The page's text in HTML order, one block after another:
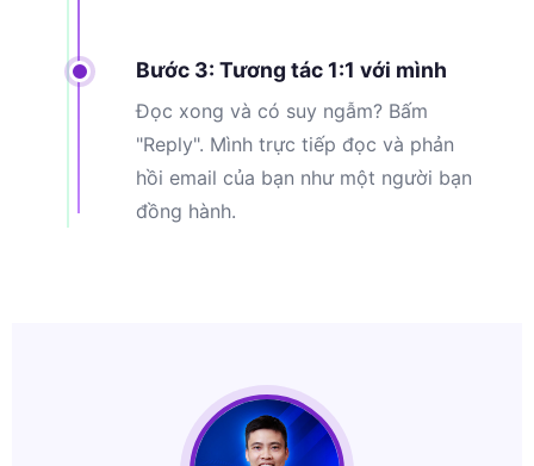
Bước 3: Tương tác 1:1 với mình
Đọc xong và có suy ngẫm? Bấm
"Reply". Mình trực tiếp đọc và phản
hồi email của bạn như một người bạn
đồng hành.